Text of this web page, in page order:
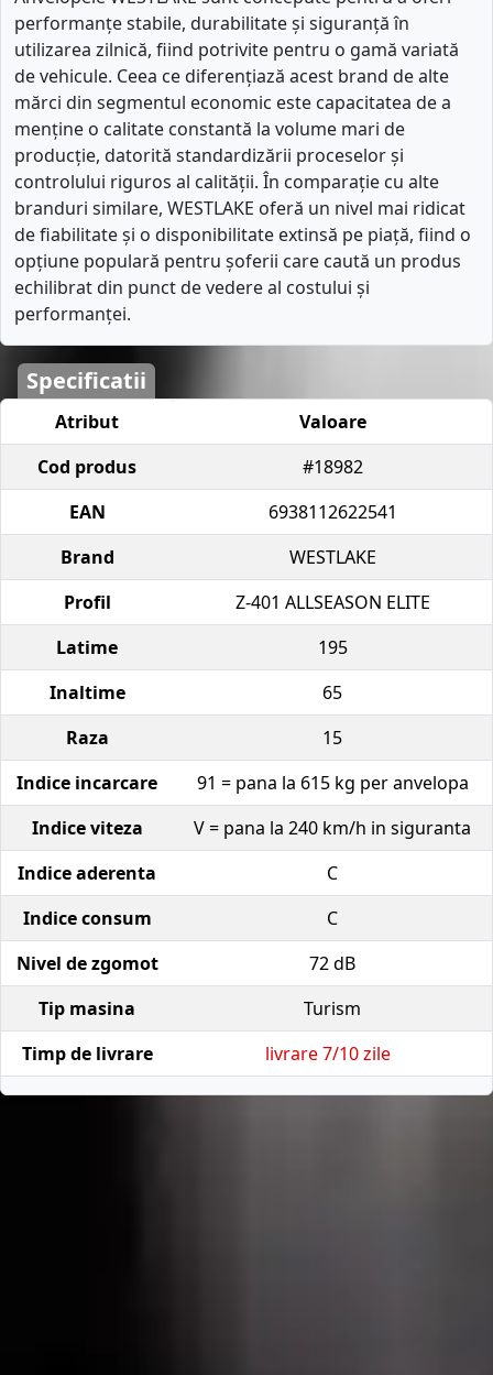
performanțe stabile, durabilitate și siguranță în
utilizarea zilnică, fiind potrivite pentru o gamă variată
de vehicule. Ceea ce diferențiază acest brand de alte
mărci din segmentul economic este capacitatea de a
menține o calitate constantă la volume mari de
producție, datorită standardizării proceselor și
controlului riguros al calității. În comparație cu alte
branduri similare, WESTLAKE oferă un nivel mai ridicat
de fiabilitate și o disponibilitate extinsă pe piață, fiind o
opțiune populară pentru șoferii care caută un produs
echilibrat din punct de vedere al costului și
performanței.
Specificatii
Atribut
Valoare
Cod produs
#18982
EAN
6938112622541
Brand
WESTLAKE
Profil
Z-401 ALLSEASON ELITE
Latime
195
Inaltime
65
Raza
15
Indice incarcare
91 = pana la 615 kg per anvelopa
Indice viteza
V = pana la 240 km/h in siguranta
Indice aderenta
C
Indice consum
C
Nivel de zgomot
72 dB
Tip masina
Turism
Timp de livrare
livrare 7/10 zile